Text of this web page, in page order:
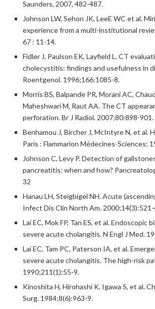
Saunders, 2007, 482-487.
Johnson LW, Sehon JK, LeeE WC et al.
experience from a multi-institutional
67 : 11-14.
Fidler J, Paulson EK, Layfield L. CT
cholecystitis: findings and usefulness in
Roentgenol. 1996;166:1085-8.
Morris BS, Balpande PR, Morani AC,
Maheshwari M, Raut AA. The CT
perforation. Br J Radiol. 2007;80:898-901.
Benhamou J, Bircher J, McIntyre N, et al.
Paris : Flammarion Médecines-Sciences;
Johnson C, Levy P. Detection of
pancreatitis: when and how?
32
Hanau LH, Steigbigel NH. Acute
Infect Dis Clin North Am.
Lai EC, Mok FP, Tan ES, et al. Endoscopic
severe acute cholangitis. N Engl J Med.
Lai EC, Tam PC, Paterson IA, et al.
severe acute cholangitis. The high-risk
1990;211(1):55-9.
Kinoshita H, Hirohashi K, Igawa S, et al.
Surg. 1984;8(6):963-9.